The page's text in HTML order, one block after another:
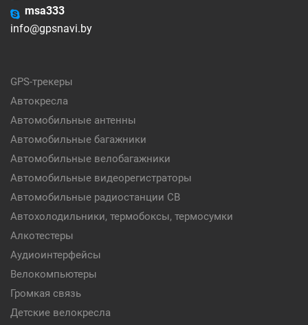
msa333
info@gpsnavi.by
GPS-трекеры
Автокресла
Автомобильные антенны
Автомобильные багажники
Автомобильные велобагажники
Автомобильные видеорегистраторы
Автомобильные радиостанции CB
Автохолодильники, термобоксы, термосумки
Алкотестеры
Аудиоинтерфейсы
Велокомпьютеры
Громкая связь
Детские велокресла